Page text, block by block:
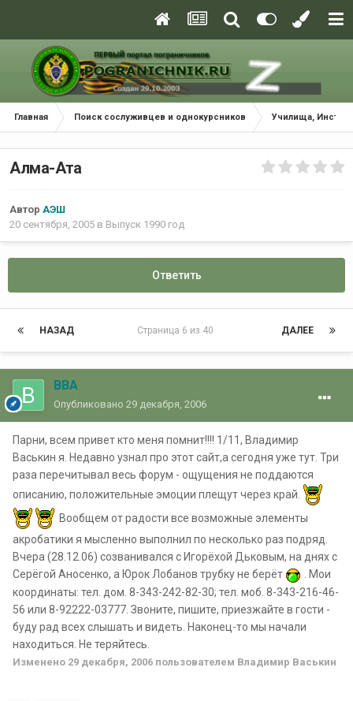
Главная Поиск сослуживцев и однокурсников Училища,
Алма-Ата
Автор АЭШ
20 сентября, 2005 в Выпуск 1990 год
Ответить
НАЗАД ДАЛЕЕ
Страница 6 из 40
ВВА
Опубликовано 29 декабря, 2006
Парни, всем привет кто меня помнит!!!! 1/11, Владимир
Васькин я. Недавно узнал про этот сайт,а сегодня уже тут. Три
раза перечитывал весь форум - ощущения не поддаются
описанию, положительные эмоции плещут через край.
Вообщем от радости все возможные элементы
акробатики я мысленно выполнил по несколько раз подряд.
Вчера (28.12.06) созванивался с Игорёхой Дьковым, на днях с
Серёгой Аносенко, а Юрок Лобанов трубку не берёт
. Мои
координаты: тел. дом. 8-343-242-82-30; тел. моб. 8-343-216-46-
56 или 8-92222-03777. Звоните, пишите, приезжайте в гости -
буду рад всех слышать и видеть. Наконец-то мы начали
находиться. Не теряйтесь.
Изменено 29 декабря, 2006 пользователем Владимир Васькин